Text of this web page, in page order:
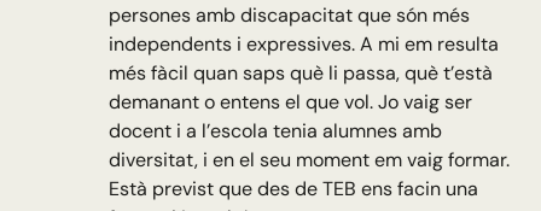
persones amb discapacitat que són més
independents i expressives. A mi em resulta
més fàcil quan saps què li passa, què t’està
demanant o entens el que vol. Jo vaig ser
docent i a l’escola tenia alumnes amb
diversitat, i en el seu moment em vaig formar.
Està previst que des de TEB ens facin una